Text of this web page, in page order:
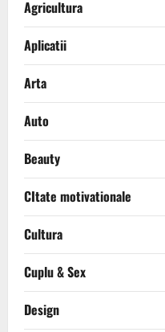
Agricultura
Aplicatii
Arta
Auto
Beauty
CItate motivationale
Cultura
Cuplu & Sex
Design